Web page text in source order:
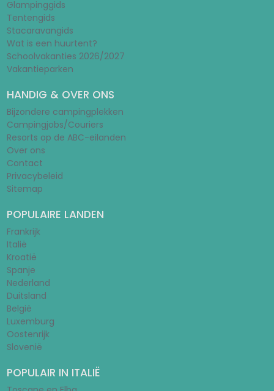
Glampinggids
Tentengids
Stacaravangids
Wat is een huurtent?
Schoolvakanties 2026/2027
Vakantieparken
HANDIG & OVER ONS
Bijzondere campingplekken
Campingjobs/Couriers
Resorts op de ABC-eilanden
Over ons
Contact
Privacybeleid
Sitemap
POPULAIRE LANDEN
Frankrijk
Italië
Kroatië
Spanje
Nederland
Duitsland
België
Luxemburg
Oostenrijk
Slovenië
POPULAIR IN ITALIË